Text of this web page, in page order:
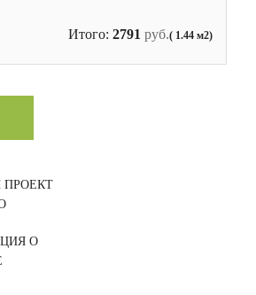
Итого: 2791 руб.( 1.44 м2)
ПРОЕКТ
О